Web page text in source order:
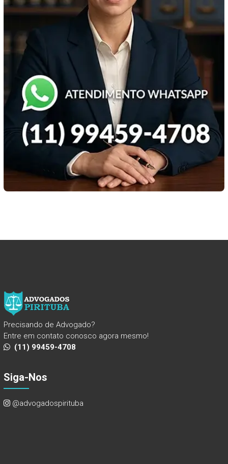
Precisando de Advogado?
Entre em contato conosco agora mesmo!
(11) 99459-4708
Siga-Nos
@advogadospirituba